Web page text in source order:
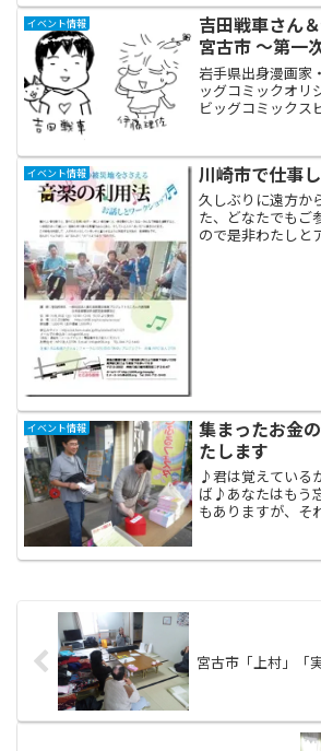
イベント情報
吉田戦車さん
宮古市 ～第一
岩手県出身漫画家
ッグコミックオリ
ビッグコミックス
載中）御夫婦そろ
催されるはあとふ
イベント情報 川崎市で仕事
久しぶりに遠方か
た、どなたでもご
ので是非わたしと
イベント情報
集まったお金
たします
♪君は覚えている
ば♪あなたはもう
もありますが、そ
ご夫妻の似顔絵
宮古市「上村」「